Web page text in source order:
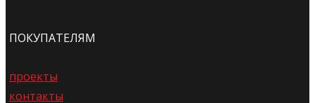
ПОКУПАТЕЛЯМ
проекты
контакты